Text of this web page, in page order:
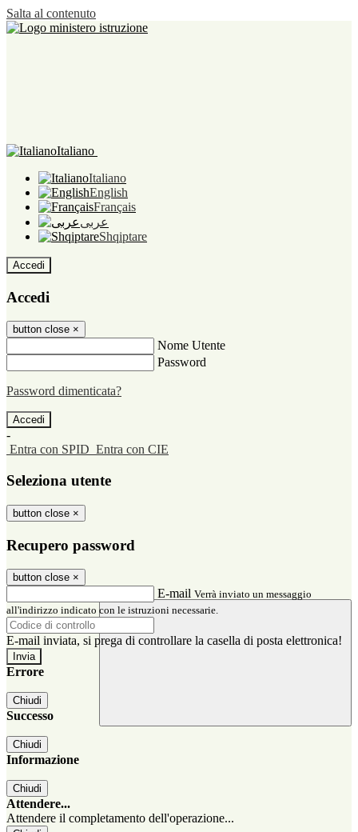
Salta al contenuto
Italiano
Italiano
English
Français
عربى
Shqiptare
Accedi
Accedi
button close ×
Nome Utente
Password
Password dimenticata?
-
Entra con SPID Entra con CIE
Seleziona utente
button close ×
Recupero password
button close ×
E-mail Verrà inviato un messaggio
all'indirizzo indicato con le istruzioni necessarie.
E-mail inviata, si prega di controllare la casella di posta elettronica!
Errore
Chiudi
Successo
Chiudi
Informazione
Chiudi
Attendere...
Attendere il completamento dell'operazione...